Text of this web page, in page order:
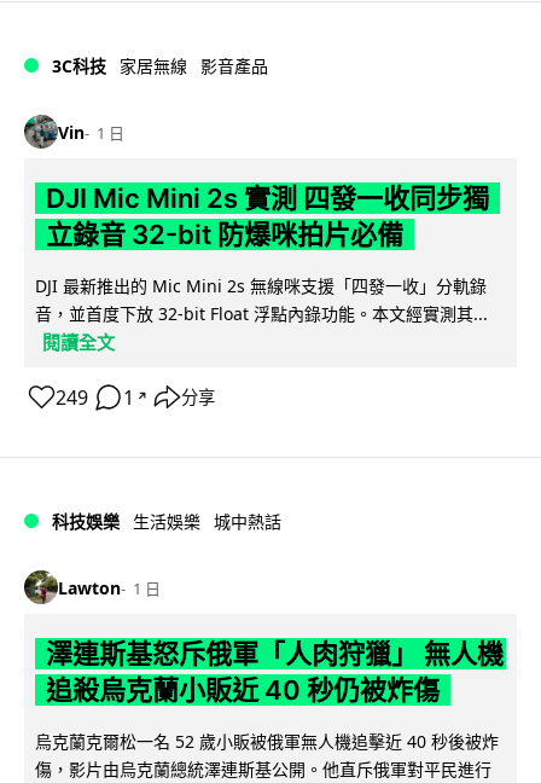
3C科技 家居無線 影音產品
Vin 1 日
DJI Mic Mini 2s 實測 四發一收同步獨
立錄音 32-bit 防爆咪拍片必備
DJI 最新推出的 Mic Mini 2s 無線咪支援「四發一收」分軌錄
音，並首度下放 32-bit Float 浮點內錄功能。本文經實測其...
閱讀全文
249 1 ↗ 分享
科技娛樂 生活娛樂 城中熱話
Lawton 1 日
澤連斯基怒斥俄軍「人肉狩獵」 無人機
追殺烏克蘭小販近 40 秒仍被炸傷
烏克蘭克爾松一名 52 歲小販被俄軍無人機追擊近 40 秒後被炸
傷，影片由烏克蘭總統澤連斯基公開。他直斥俄軍對平民進行